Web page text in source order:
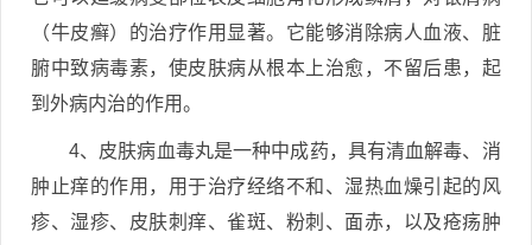
（牛皮癣）的治疗作用显著。它能够消除病人血液、脏
腑中致病毒素，使皮肤病从根本上治愈，不留后患，起
到外病内治的作用。
4、皮肤病血毒丸是一种中成药，具有清血解毒、消
肿止痒的作用，用于治疗经络不和、湿热血燥引起的风
疹、湿疹、皮肤刺痒、雀斑、粉刺、面赤，以及疮疡肿